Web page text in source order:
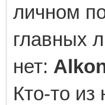
личном
главных
нет:
Кто-то из